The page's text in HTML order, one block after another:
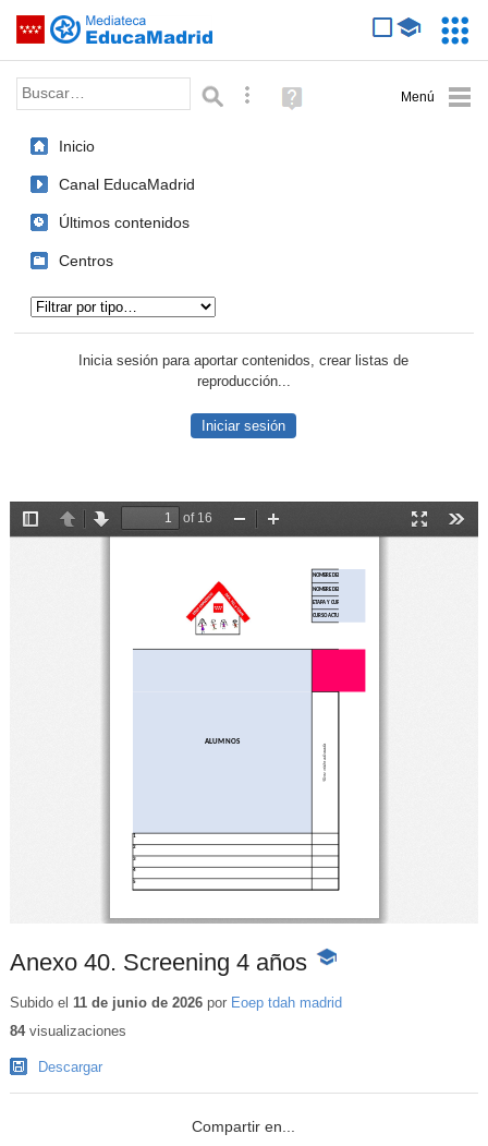
Saltar navegación
Palabra o frase: Búsqueda avanzada
Ayuda
(en
Inicio
Canal EducaMadrid
Últimos contenidos
Centros
Inicia sesión para aportar contenidos, crear listas de
reproducción...
Iniciar sesión
Anexo 40. Screening 4 años -
educativo
Subido el 11 de junio de 2026por Eoep tdah madrid
84visualizaciones
Descargar